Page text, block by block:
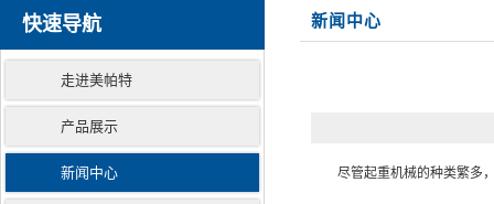
快速导航
走进美帕特
产品展示
新闻中心
新闻中心
尽管起重机械的种类繁多，